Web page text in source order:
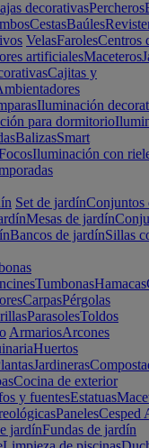
decorativasPercheros
CestasBaúles
VelasFarolesCentros
artificialesMaceteros
Cajitas y
Iluminación
para dormitorio
BalizasSmart
Iluminación con
Set de jardínConjuntos
Mesas de jardín
Bancos de jardínSillas
TumbonasHamacas
CarpasPérgolas
ParasolesToldos
ArmariosArcones
Huertos
Jardineras
Cocina de exterior
y fuentesEstatuas
PanelesCesped
jardínFundas de jardín